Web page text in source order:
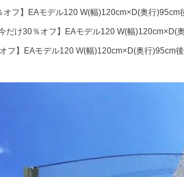
フ】EAモデル120 W(幅)120cm×D(奥行)95cm
だけ30％オフ】EAモデル120 W(幅)120cm×D(
フ】EAモデル120 W(幅)120cm×D(奥行)95cm